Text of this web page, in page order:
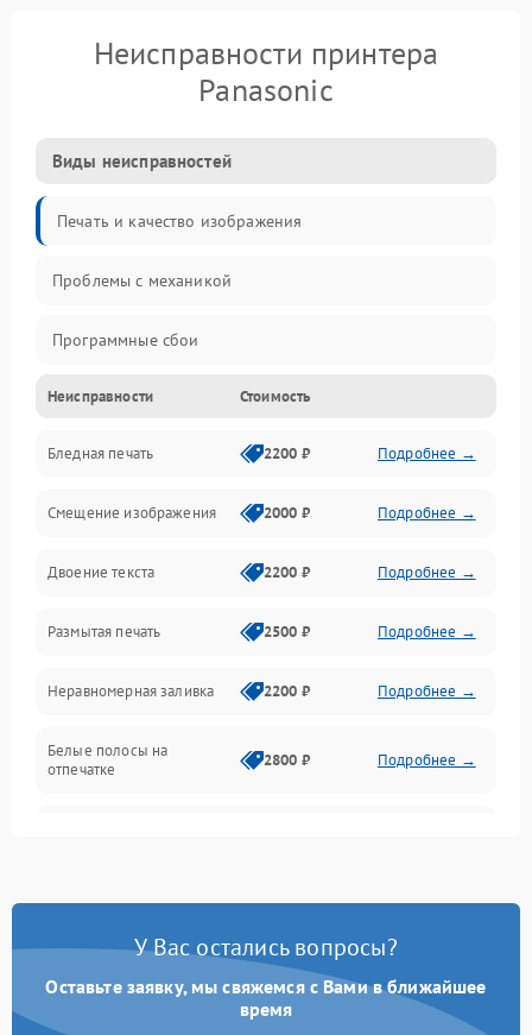
Неисправности принтера
Panasonic
Виды неисправностей
Печать и качество изображения
Проблемы с механикой
Программные сбои
Программные ошибки
Картриджи и расходники
Механика и узлы
Подключение и интерфейсы
Панель управления и индикация
Режим работы
Питание и запуск
Неисправности Стоимость
Бледная печать 2200 ₽ Подробнее →
Смещение изображения 2000 ₽ Подробнее →
Двоение текста 2200 ₽ Подробнее →
Размытая печать 2500 ₽ Подробнее →
Неравномерная заливка 2200 ₽ Подробнее →
Белые полосы на
отпечатке
2800 ₽ Подробнее →
У Вас остались вопросы?
Оставьте заявку, мы свяжемся с Вами в ближайшее
время